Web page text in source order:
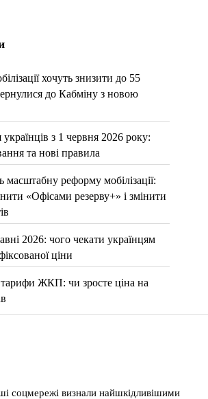
хочуть знизити до 55
до Кабміну з новою
з 1 червня 2026 року:
та нові правила
масштабну реформу мобілізації:
«Офісами резерву+» і змінити
2026: чого чекати українцям
ціни
ЖКП: чи зросте ціна на
соцмережі визнали найшкідливішими